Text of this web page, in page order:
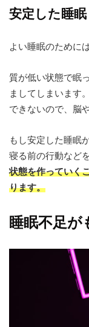
安定した睡眠
よい睡眠のために
質が低い状態で眠
ましてしまいます
できないので、脳
もし安定した睡眠
寝る前の行動など
状態を作っていく
ります。
睡眠不足が